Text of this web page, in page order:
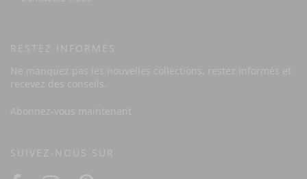
RESTEZ INFORMÉS
Ne manquez pas les nouvelles collections, restez informés et
recevez des conseils.
Abonnez-vous maintenant
SUIVEZ-NOUS SUR